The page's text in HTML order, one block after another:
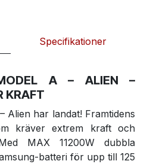
Specifikationer
A – ALIEN –
KRAFT
Alien har landat! Framtidens
kräver extrem kraft och
MAX 11200W dubbla
batteri för upp till 125